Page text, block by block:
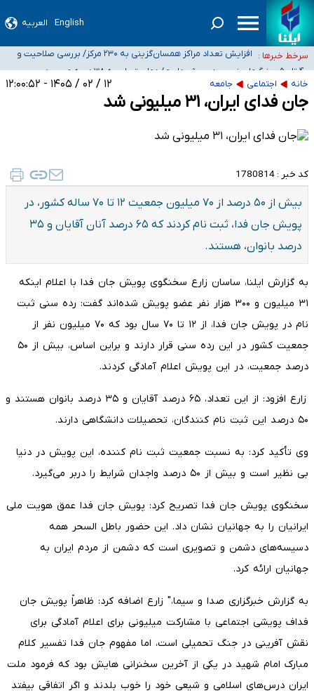
English العربیه
سرخط خبرها :
ضرورت آموزش حریم خصوصی در فضای آنلاین در مدارس/ هزینه‌های سنگین
اجتماعی انتشار تصاویر خصوصی برای قربانیان/ سوءاستفاده مجرمان از ترس
رسوایی
افزایش تعداد مراکز همسان‌گزینی به ۲۳۰ مرکز/ بررسی صلاحیت و
می‌رسد
موضع وزارت بهداشت درباره ظرفیت پزشکی کنکور ۱۴۰۵: خواستار اصلاح ظرفیت‌ها
هستیم، اما هنوز پاسخ مشخصی نگرفته‌ایم
تعویق آزمون ورودی دکترای تخصصی فرماندهی صحنه عملیات و دکترای تخصصی
خانه اجتماعی جامعه ۱۲ / ۰۲ / ۱۴۰۵ - ۱۲:۰۰:۵۲
جان فدای ایران، ۳۱ میلیونی شد
کد خبر : 1780814
بیش از ۵۰ درصد از ۷۰ میلیون جمعیت ۱۲ تا ۷۰ ساله کشور، در
پویش جان فدا، ثبت نام کردند که ۶۵ درصد آنان آقایان و ۳۵
درصد بانوان، هستند.
به گزارش ایلنا، ساسان زارع سخنگوی پویش جان فدا با اعلام اینکه
۳۱ میلیون و ۳۰۰ هزار نفر عضو پویش شده‌اند گفت: رده سنی ثبت
نام در پویش جان فدا، از ۱۲ تا ۷۰ سال بود که ۷۰ میلیون نفر از
جمعیت کشور در این رده سنی قرار دارند و براین اساس، بیش از ۵۰
درصد جمعیت، در این پویش اعلام آمادگی کردند.
زارع افزود: از این تعداد، ۶۵ درصد آقایان و ۳۵ درصد بانوان هستند و
۵۰ درصد این ثبت نام کنندگان، تحصیلات دانشگاهی دارند.
وی تأکید کرد: به نسبت جمعیت ثبت نام کننده، این پویش در دنیا
بی نظیر است و بیش از ۵۰ درصد واجدان شرایط را دربر می‌گیرد.
سخنگوی پویش جان فدا تصریح کرد: پویش جان فدا عمق هویت ملی
ایرانیان را به جهانیان نشان داد. این حضور باطل السحر همه
دسیسه‌های دشمن و تصویری است که دشمن از مردم ایران به
جهانیان ارائه کرد.
به گزارش خبرگزاری صدا و سیما،" زارع اضافه کرد: ظاهراً پویش جان
فداف پویشی اجتماعی با مشارکت میلیونی برای اعلام آمادگی برای
نقش آفرینی در جنگ تحمیلی است، اما مفهوم جان فدا تفسیر کلام
مبارک امام شهید در یکی از آخرین سخنرانی هایش بود که فرمود ملت
ایران درس‌های اسلامی و شیعی خود را خوب بلدند و اگر اتفاقی بیفتد